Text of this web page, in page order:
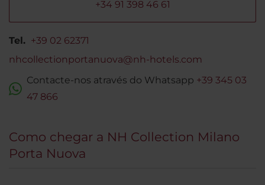
+34 91 398 46 61
Tel. +39 02 62371
nhcollectionportanuova@nh-hotels.com
Contacte-nos através do Whatsapp +39 345 03
47 866
Como chegar a NH Collection Milano
Porta Nuova